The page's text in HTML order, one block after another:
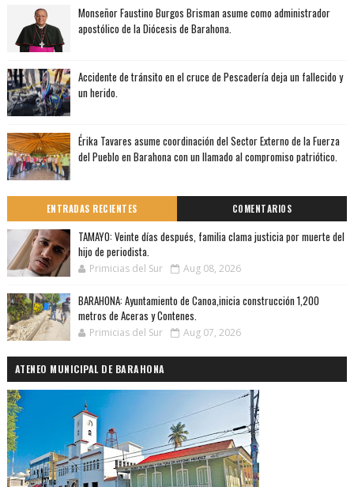
Monseñor Faustino Burgos Brisman asume como administrador
apostólico de la Diócesis de Barahona.
Accidente de tránsito en el cruce de Pescadería deja un fallecido y
un herido.
Érika Tavares asume coordinación del Sector Externo de la Fuerza
del Pueblo en Barahona con un llamado al compromiso patriótico.
ENTRADAS RECIENTES COMENTARIOS
TAMAYO: Veinte días después, familia clama justicia por muerte del
hijo de periodista.
Primicias del Sur Aug 08, 2026
BARAHONA: Ayuntamiento de Canoa,inicia construcción 1,200
metros de Aceras y Contenes.
Primicias del Sur Aug 07, 2026
ATENEO MUNICIPAL DE BARAHONA